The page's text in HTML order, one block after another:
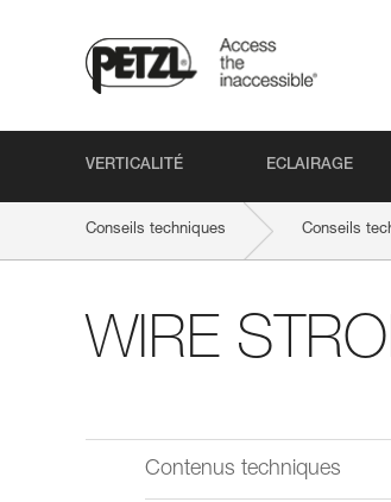
VERTICALITÉ ECLAIRAGE
Conseils techniques Conseils
WIRE
Contenus techniques